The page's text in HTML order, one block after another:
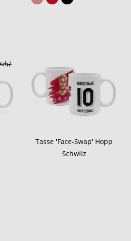
Tasse 'Face-Swap' Hopp
Schwiiz